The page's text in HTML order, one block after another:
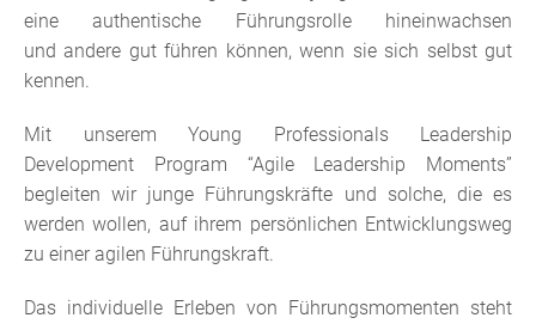
eine authentische Führungsrolle hineinwachsen
und andere gut führen können, wenn sie sich selbst gut
kennen.
Mit unserem Young Professionals Leadership
Development Program “Agile Leadership Moments”
begleiten wir junge Führungskräfte und solche, die es
werden wollen, auf ihrem persönlichen Entwicklungsweg
zu einer agilen Führungskraft.
Das individuelle Erleben von Führungsmomenten steht